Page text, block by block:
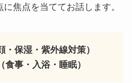
焦点を当ててお話します。
・保湿・紫外線対策）
食事・入浴・睡眠）